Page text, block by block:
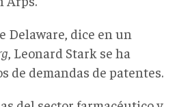
Delaware, dice en un
, Leonard Stark se ha
de demandas de patentes.